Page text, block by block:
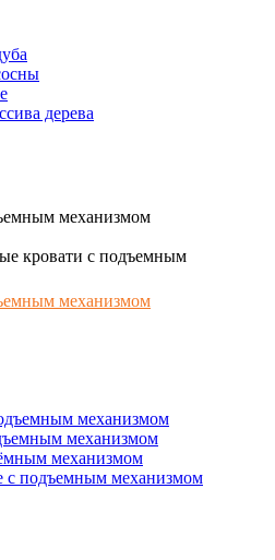
дерева
механизмом
кровати с подъемным
механизмом
механизмом
механизмом
механизмом
с подъемным механизмом